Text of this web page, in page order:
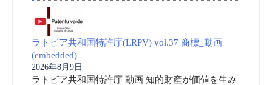
ラトビア共和国特許庁(LRPV) vol.37 商標_動画
(embedded)
2026年8月9日
ラトビア共和国特許庁 動画 知的財産が価値を生み